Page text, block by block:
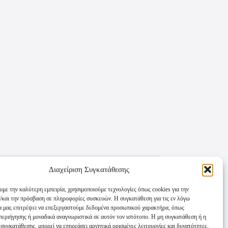
Διαχείριση Συγκατάθεσης
την καλύτερη εμπειρία, χρησιμοποιούμε τεχνολογίες όπως cookies για την
την πρόσβαση σε πληροφορίες συσκευών. Η συγκατάθεση για τις εν λόγω
μας επιτρέψει να επεξεργαστούμε δεδομένα προσωπικού χαρακτήρα, όπως
ή μοναδικά αναγνωριστικά σε αυτόν τον ιστότοπο. Η μη συγκατάθεση ή η
μπορεί να επηρεάσει αρνητικά ορισμένες λειτουργίες και δυνατότητες.